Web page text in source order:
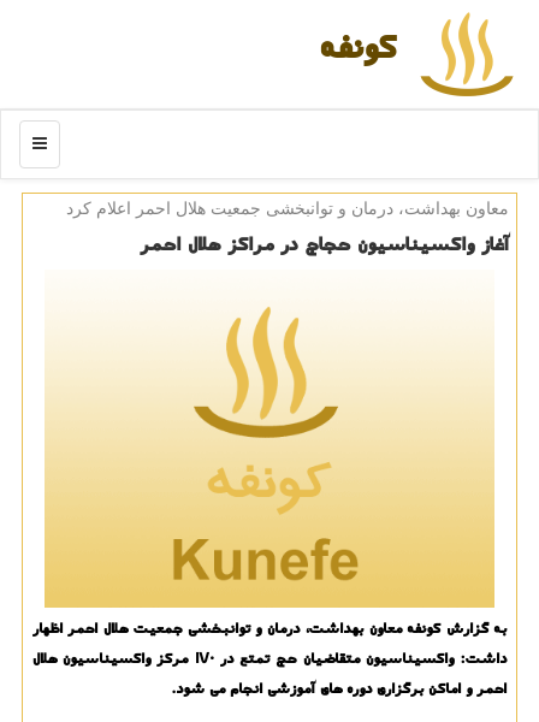
كونفه
منو
معاون بهداشت، درمان و توانبخشی جمعیت هلال احمر اعلام كرد
آغاز واكسیناسیون حجاج در مراكز هلال احمر
به گزارش كونفه معاون بهداشت، درمان و توانبخشی جمعیت هلال احمر اظهار
داشت: واكسیناسیون متقاضیان حج تمتع در ۱۷۰ مركز واكسیناسیون هلال
احمر و اماكن برگزاری دوره های آموزشی انجام می شود.